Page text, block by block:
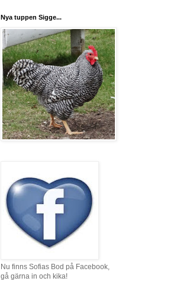
Nya tuppen Sigge...
Nu finns Sofias Bod på Facebook,
gå gärna in och kika!